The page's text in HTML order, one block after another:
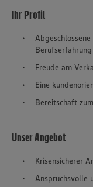
Ihr Profil
Freude am
Eine
Bereitschaft
Unser Angebot
Krisensicherer
Anspruchsvolle